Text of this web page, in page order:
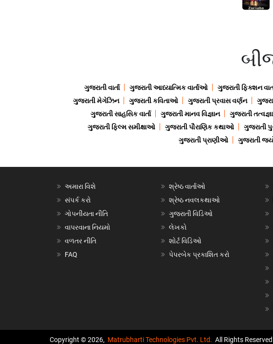
ગુજરાતી વાર્તા ગુજરાતી આધ્યાત્મિક વાર્તાઓ ગુજરાતી ફિક્શન
ગુજરાતી મેગેઝિન
ગુજરાતી કવિતાઓ ગુજરાતી પ્રવાસ વર્ણન
ગુજરાતી સાહસિક વાર્તા
ગુજરાતી માનવ વિજ્ઞાન ગુજરાતી
ગુજરાતી ફિલ્મ સમીક્ષાઓ
ગુજરાતી પૌરાણિક કથાઓ ગુજરાતી
ગુજરાતી પ્રાણીઓ
ગુજરાતી
અમારા વિશે
સંપર્ક કરો
ગોપનીયતા નીતિ
વાપરવાના નિયમો
વળતર નીતિ
FAQ
શ્રેષ્ઠ વાર્તાઓ
શ્રેષ્ઠ નવલકથાઓ
ગુજરાતી વિડિઓ
લેખકો
શોર્ટ વિડિઓ
પેપરબેક પ્રકાશિત કરો
Copyright © 2026, Matrubharti Technologies Pvt. Ltd. All Rights